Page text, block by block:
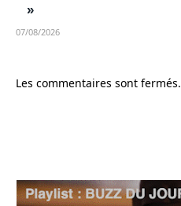
»
07/08/2026
Les commentaires sont fermés.